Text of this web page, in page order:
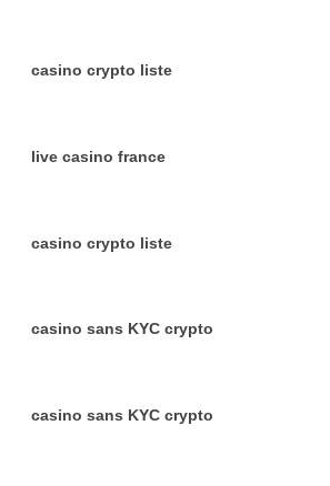
casino crypto liste
live casino france
casino crypto liste
casino sans KYC crypto
casino sans KYC crypto